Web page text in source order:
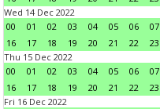
Wed 14 Dec 2022
00
01 02 03 04 05 06 07
16
17 18 19 20 21 22
23
Thu 15 Dec 2022
00
01 02 03 04 05 06 07
16
17 18 19 20 21 22
23
Fri 16 Dec 2022